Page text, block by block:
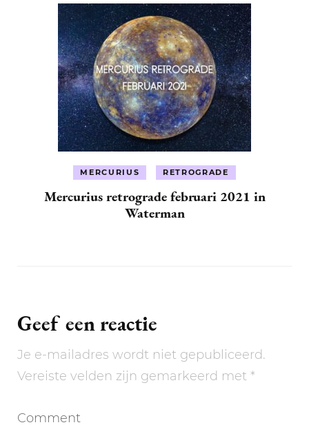
MERCURIUS RETROGRADE
Mercurius retrograde februari 2021 in
Waterman
Geef een reactie
Je e-mailadres wordt niet gepubliceerd.
Vereiste velden zijn gemarkeerd met *
Comment